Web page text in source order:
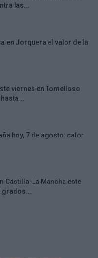
las...
en Jorquera el valor de la
viernes en Tomelloso
hoy, 7 de agosto: calor
Castilla-La Mancha este